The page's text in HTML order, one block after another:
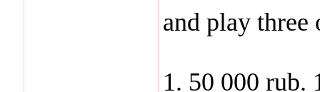
and play
1. 50 000 rub.